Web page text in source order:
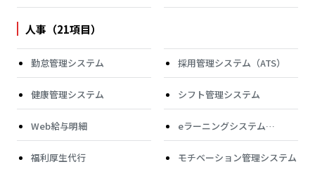
人事（21項目）
勤怠管理システム 採用管理システム（ATS）
健康管理システム シフト管理システム
Web給与明細 eラーニングシステム
（LMS）
福利厚生代行 モチベーション管理システム